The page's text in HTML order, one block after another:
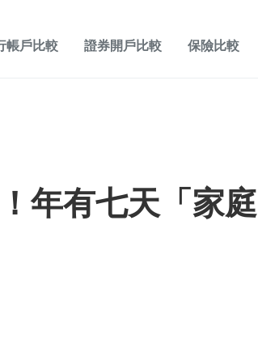
帳戶比較 證券開戶比較 保險比較
年有七天「家庭